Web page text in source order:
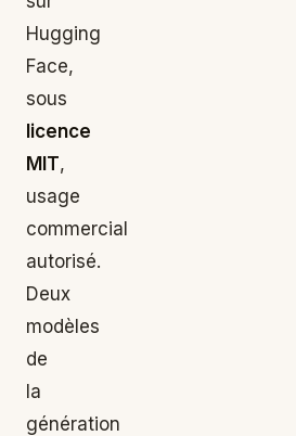
Hugging
Face,
sous
licence
MIT,
usage
commercial
autorisé.
Deux
modèles
de
la
génération